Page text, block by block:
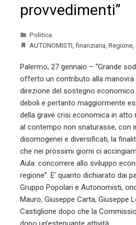
provvedimenti”
Politica
AUTONOMISTI finanziaria Regione
Palermo, 27 gennaio – “Grande
offerto un contributo alla manovra
direzione del sostegno economico
deboli e pertanto maggiormente
della grave crisi economica in atto
al contempo non snaturasse, con
disomogenei e diversificati, la
che nei prossimi giorni ci
Aula: concorrere allo sviluppo
regione”. E’ quanto dichiarato dai
Gruppo Popolari e Autonomisti,
Mauro, Giuseppe Carta, Giuseppe
Castiglione dopo che la